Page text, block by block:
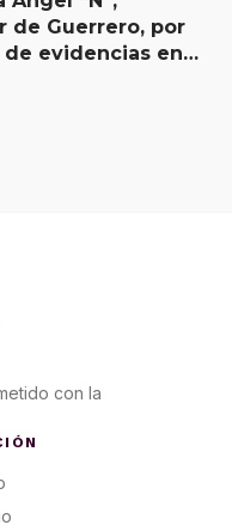
de Guerrero, por
evidencias en
con la